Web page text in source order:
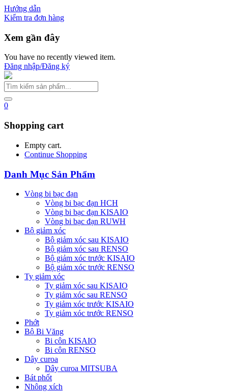
Hướng dẫn
Kiểm tra đơn hàng
Xem gần đây
You have no recently viewed item.
Đăng nhập/Đăng ký
0
Shopping cart
Empty cart.
Continue Shopping
Danh Mục Sản Phẩm
Vòng bi bạc đạn
Vòng bi bạc đạn HCH
Vòng bi bạc đạn KISAIO
Vòng bi bạc đạn RUWH
Bộ giảm xóc
Bộ giảm xóc sau KISAIO
Bộ giảm xóc sau RENSO
Bộ giảm xóc trước KISAIO
Bộ giảm xóc trước RENSO
Ty giảm xóc
Ty giảm xóc sau KISAIO
Ty giảm xóc sau RENSO
Ty giảm xóc trước KISAIO
Ty giảm xóc trước RENSO
Phớt
Bộ Bi Văng
Bi côn KISAIO
Bi côn RENSO
Dây curoa
Dây curoa MITSUBA
Bát phốt
Nhông xích